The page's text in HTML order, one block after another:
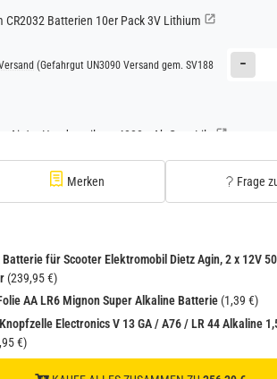
CR2032 Batterien 10er Pack 3V Lithium
(Gefahrgut UN3090 Versand gem. SV188
−
AirJet Handventilator 4000mAh Grau Lila
(Gefahrgut UN3480 Versand gem. SV188
Merken Frage
für Scooter Elektromobil Dietz Agin, 2 x 12V
(239,95 €)
AA LR6 Mignon Super Alkaline Batterie (1,39 €)
Electronics V 13 GA / A76 / LR 44 Alkaline
€)